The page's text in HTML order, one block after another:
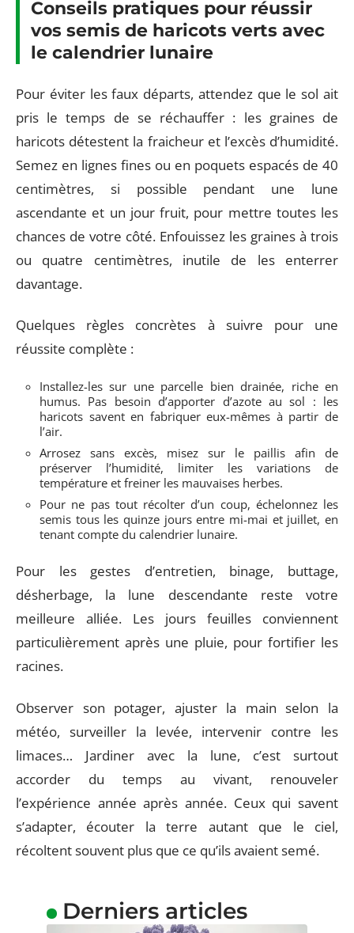
Conseils pratiques pour réussir
vos semis de haricots verts avec
le calendrier lunaire
Pour éviter les faux départs, attendez que le sol ait
pris le temps de se réchauffer : les graines de
haricots détestent la fraicheur et l’excès d’humidité.
Semez en lignes fines ou en poquets espacés de 40
centimètres, si possible pendant une lune
ascendante et un jour fruit, pour mettre toutes les
chances de votre côté. Enfouissez les graines à trois
ou quatre centimètres, inutile de les enterrer
davantage.
Quelques règles concrètes à suivre pour une
réussite complète :
Installez-les sur une parcelle bien drainée, riche en
humus. Pas besoin d’apporter d’azote au sol : les
haricots savent en fabriquer eux-mêmes à partir de
l’air.
Arrosez sans excès, misez sur le paillis afin de
préserver l’humidité, limiter les variations de
température et freiner les mauvaises herbes.
Pour ne pas tout récolter d’un coup, échelonnez les
semis tous les quinze jours entre mi-mai et juillet, en
tenant compte du calendrier lunaire.
Pour les gestes d’entretien, binage, buttage,
désherbage, la lune descendante reste votre
meilleure alliée. Les jours feuilles conviennent
particulièrement après une pluie, pour fortifier les
racines.
Observer son potager, ajuster la main selon la
météo, surveiller la levée, intervenir contre les
limaces… Jardiner avec la lune, c’est surtout
accorder du temps au vivant, renouveler
l’expérience année après année. Ceux qui savent
s’adapter, écouter la terre autant que le ciel,
récoltent souvent plus que ce qu’ils avaient semé.
Derniers articles